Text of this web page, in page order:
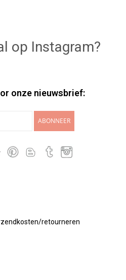
op Instagram?
onze nieuwsbrief:
ABONNEER
retourneren